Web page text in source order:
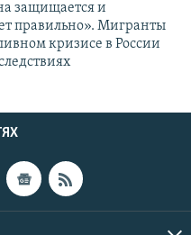
защищается и
правильно». Мигранты
кризисе в России